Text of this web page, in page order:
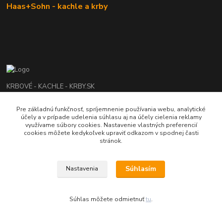
Haas+Sohn - kachle a krby
KRBOVÉ - KACHLE - KRBY.SK
0949 476 255
08:00 - 17.00
2022 RB Business Slovakia, s. r. o.
Pre základnú funkčnosť, spríjemnenie používania webu, analytické
účely a v prípade udelenia súhlasu aj na účely cielenia reklamy
využívame súbory cookies. Nastavenie vlastných preferencií
cookies môžete kedykoľvek upraviť odkazom v spodnej časti
stránok.
Nastavenia Súhlasím
Súhlas môžete odmietnuťtu.